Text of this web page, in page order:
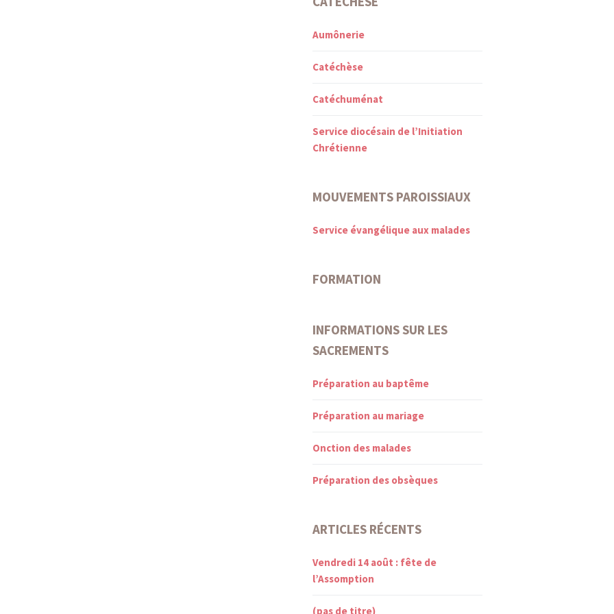
Aumônerie
Catéchèse
Catéchuménat
Service diocésain de l’Initiation
Chrétienne
MOUVEMENTS PAROISSIAUX
Service évangélique aux malades
FORMATION
INFORMATIONS SUR LES
SACREMENTS
Préparation au baptême
Préparation au mariage
Onction des malades
Préparation des obsèques
ARTICLES RÉCENTS
Vendredi 14 août : fête de
l’Assomption
(pas de titre)